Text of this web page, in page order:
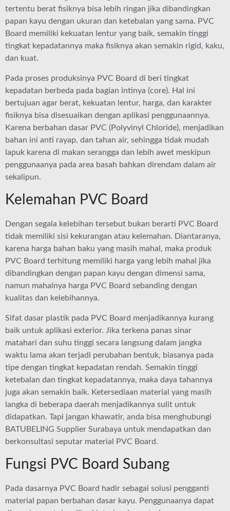
tertentu berat fisiknya bisa lebih ringan jika dibandingkan
papan kayu dengan ukuran dan ketebalan yang sama. PVC
Board memiliki kekuatan lentur yang baik, semakin tinggi
tingkat kepadatannya maka fisiknya akan semakin rigid, kaku,
dan kuat.
Pada proses produksinya PVC Board di beri tingkat
kepadatan berbeda pada bagian intinya (core). Hal ini
bertujuan agar berat, kekuatan lentur, harga, dan karakter
fisiknya bisa disesuaikan dengan aplikasi penggunaannya.
Karena berbahan dasar PVC (Polyvinyl Chloride), menjadikan
bahan ini anti rayap, dan tahan air, sehingga tidak mudah
lapuk karena di makan serangga dan lebih awet meskipun
penggunaanya pada area basah bahkan direndam dalam air
sekalipun.
Kelemahan PVC Board
Dengan segala kelebihan tersebut bukan berarti PVC Board
tidak memiliki sisi kekurangan atau kelemahan. Diantaranya,
karena harga bahan baku yang masih mahal, maka produk
PVC Board terhitung memiliki harga yang lebih mahal jika
dibandingkan dengan papan kayu dengan dimensi sama,
namun mahalnya harga PVC Board sebanding dengan
kualitas dan kelebihannya.
Sifat dasar plastik pada PVC Board menjadikannya kurang
baik untuk aplikasi exterior. Jika terkena panas sinar
matahari dan suhu tinggi secara langsung dalam jangka
waktu lama akan terjadi perubahan bentuk, biasanya pada
tipe dengan tingkat kepadatan rendah. Semakin tinggi
ketebalan dan tingkat kepadatannya, maka daya tahannya
juga akan semakin baik. Ketersediaan material yang masih
langka di beberapa daerah menjadikannya sulit untuk
didapatkan. Tapi jangan khawatir, anda bisa menghubungi
BATUBELING Supplier Surabaya untuk mendapatkan dan
berkonsultasi seputar material PVC Board.
Fungsi PVC Board Subang
Pada dasarnya PVC Board hadir sebagai solusi pengganti
material papan berbahan dasar kayu. Penggunaanya dapat